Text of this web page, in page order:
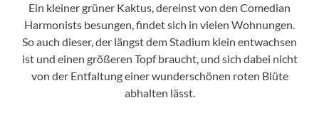
Ein kleiner grüner Kaktus, dereinst von den Comedian
Harmonists besungen, findet sich in vielen Wohnungen.
So auch dieser, der längst dem Stadium klein entwachsen
ist und einen größeren Topf braucht, und sich dabei nicht
von der Entfaltung einer wunderschönen roten Blüte
abhalten lässt.